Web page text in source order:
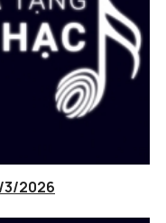
3/2026